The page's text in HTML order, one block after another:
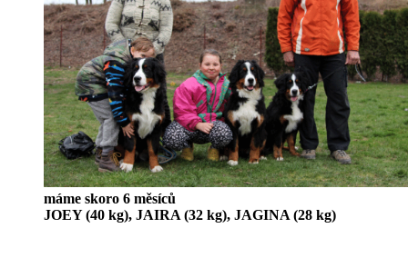
máme skoro 6 měsíců
JOEY (40 kg), JAIRA (32 kg), JAGINA (28 kg)